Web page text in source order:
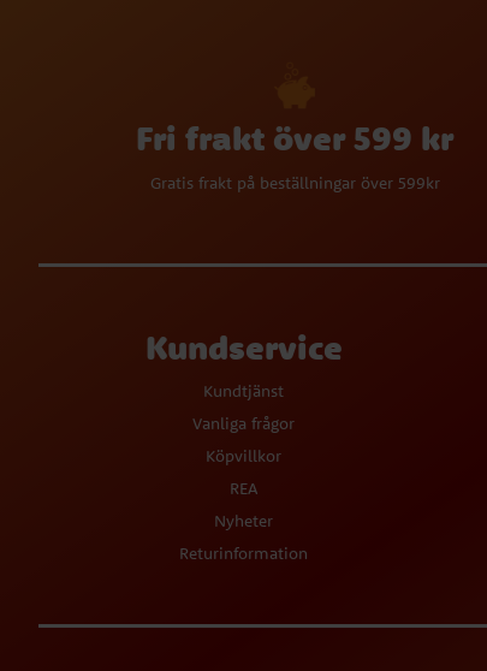
Fri frakt över 599 kr
Gratis frakt på beställningar över 599kr
Kundservice
Kundtjänst
Vanliga frågor
Köpvillkor
REA
Nyheter
Returinformation